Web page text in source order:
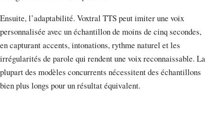
Ensuite, l’adaptabilité. Voxtral TTS peut imiter une voix
personnalisée avec un échantillon de moins de cinq secondes,
en capturant accents, intonations, rythme naturel et les
irrégularités de parole qui rendent une voix reconnaissable. La
plupart des modèles concurrents nécessitent des échantillons
bien plus longs pour un résultat équivalent.